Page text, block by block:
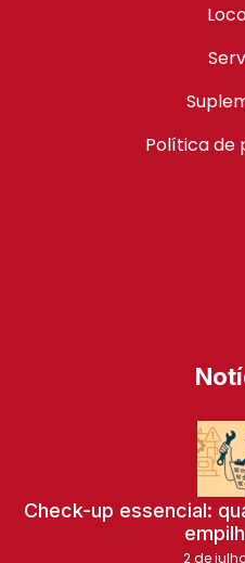
Política de
Check-up essencial:
2 de